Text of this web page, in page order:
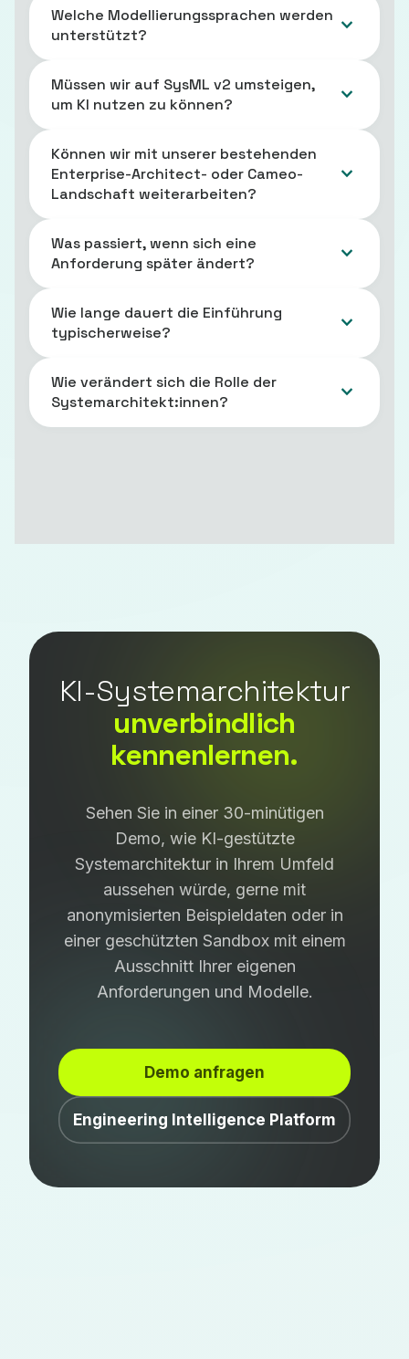
Welche Modellierungssprachen werden
unterstützt?
Müssen wir auf SysML v2 umsteigen,
um KI nutzen zu können?
Können wir mit unserer bestehenden
Enterprise-Architect- oder Cameo-
Landschaft weiterarbeiten?
Was passiert, wenn sich eine
Anforderung später ändert?
Wie lange dauert die Einführung
typischerweise?
Wie verändert sich die Rolle der
Systemarchitekt:innen?
KI-Systemarchitektur
unverbindlich
kennenlernen.
Sehen Sie in einer 30-minütigen
Demo, wie KI-gestützte
Systemarchitektur in Ihrem Umfeld
aussehen würde, gerne mit
anonymisierten Beispieldaten oder in
einer geschützten Sandbox mit einem
Ausschnitt Ihrer eigenen
Anforderungen und Modelle.
Demo anfragen
Engineering Intelligence Platform